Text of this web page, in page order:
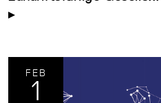
FEB
1